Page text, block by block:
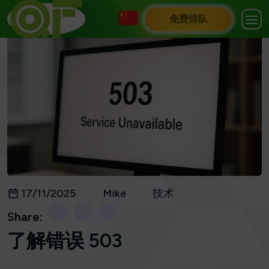
免费排队
17/11/2025 Mike 技术
Share:
了解错误 503